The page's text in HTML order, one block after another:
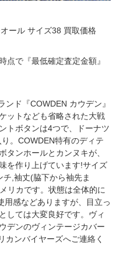
ール サイズ38 買取価格
で『最低確定査定金額』
ンド『COWDEN カウデン』
ットなども省略された大戦
トボタンは4つで、ドーナツ
。COWDEN特有のディテ
タンホールとカンヌキが、
を作り上げています!サイズ
,袖丈(脇下から袖先ま
リカです。状態は全体的に
用感などありますが、目立っ
しては大変良好です。ヴィ
デンのヴィンテージカバー
カンバイヤーズへご連絡く